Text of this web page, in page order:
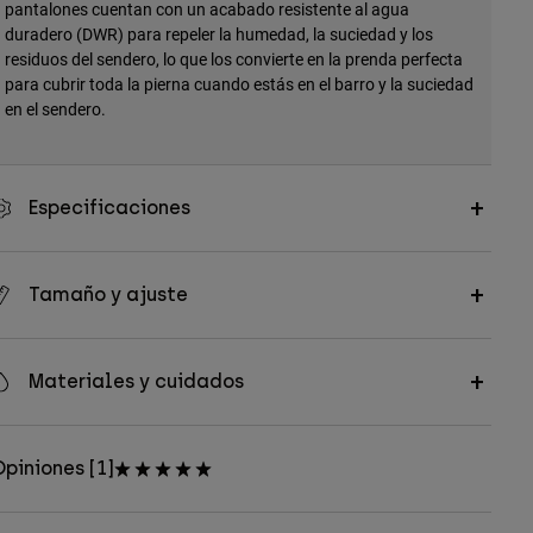
pantalones cuentan con un acabado resistente al agua
duradero (DWR) para repeler la humedad, la suciedad y los
residuos del sendero, lo que los convierte en la prenda perfecta
para cubrir toda la pierna cuando estás en el barro y la suciedad
en el sendero.
Especificaciones
Tamaño y ajuste
Materiales y cuidados
[1]